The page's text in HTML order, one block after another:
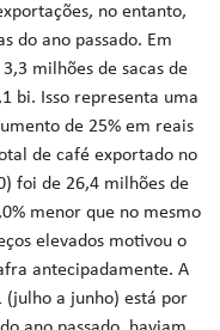
no entanto,
do ano passado. Em
milhões de sacas de
bi. Isso representa uma
de 25% em reais
de café exportado no
foi de 26,4 milhões de
menor que no mesmo
elevados motivou o
antecipadamente. A
(julho a junho) está por